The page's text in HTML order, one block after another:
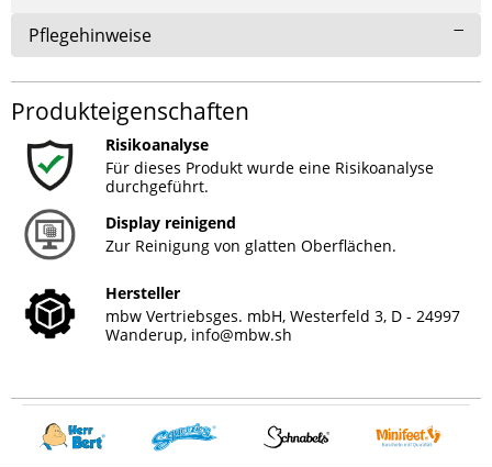
Pflegehinweise
Produkteigenschaften
Risikoanalyse
Für dieses Produkt wurde eine Risikoanalyse
durchgeführt.
Display reinigend
Zur Reinigung von glatten Oberflächen.
Hersteller
mbw Vertriebsges. mbH, Westerfeld 3, D - 24997
Wanderup, info@mbw.sh